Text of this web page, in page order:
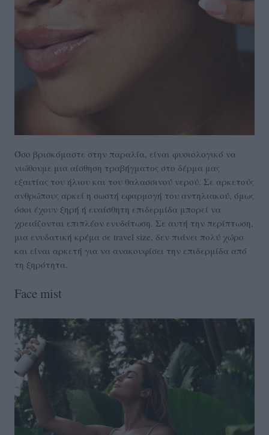
Όσο βρισκόμαστε στην παραλία, είναι φυσιολογικό να
νιώθουμε μια αίσθηση τραβήγματος στο δέρμα μας
εξαιτίας του ήλιου και του θαλασσινού νερού. Σε αρκετούς
ανθρώπους αρκεί η σωστή εφαρμογή του αντηλιακού, όμως
όσοι έχουν ξηρή ή ευαίσθητη επιδερμίδα μπορεί να
χρειάζονται επιπλέον ενυδάτωση. Σε αυτή την περίπτωση,
μια ενυδατική κρέμα σε travel size, δεν πιάνει πολύ χώρο
και είναι αρκετή για να ανακουφίσει την επιδερμίδα από
τη ξηρότητα.
Face mist